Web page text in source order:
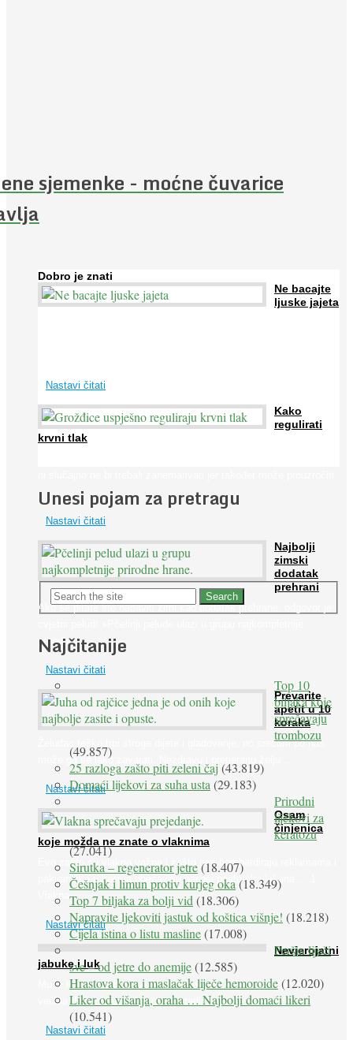
sjemenke - moćne čuvarice
Dobro je znati
Ne bacajte
ljuske jajeta
Nastavi čitati
Kako
regulirati
krvni tlak
...
Nastavi čitati
Najbolji
zimski
dodatak
prehrani
Ako se pitate što nabaviti zimi kao dodatak prehrane, odgovor je:
prirodne ...
Nastavi čitati
Prevarite
apetit u 10
koraka
Želudac teško trpi stroge dijete i gladovanje, no srećom po nas
može ga se lako zavarati. Nezdravu i pretjeranu želju ...
Nastavi čitati
Osam
činjenica
koje možda ne znate o vlaknima
Evo zašto su vlakna važna i zašto nas bombardiraju reklamama i
pakiranjima u kojima obećavaju najviši postotak vlakana ... 1.
Vlakna ...
Nastavi čitati
Nevjerojatni
jabuke i luk
Muče li vas tegobe vezane uz srce, oči i živce, od kojih pati
većina dijabetičara u kasnijem stadiju bolesti, jabuke ...
Nastavi čitati
Unesi pojam za pretragu
Najčitanije
Top 10
biljaka koje
sprečavaju
trombozu
(49.857)
25 razloga zašto piti zeleni čaj(43.819)
Domaći lijekovi za suha usta(29.183)
Prirodni
lijekovi za
keratozu
(27.041)
Sirutka – regenerator jetre(18.407)
Češnjak i limun protiv kurjeg oka(18.349)
Top 7 biljaka za bolji vid(18.306)
Napravite ljekoviti jastuk od koštica višnje! (18.218)
Cijela istina o listu masline(17.008)
Peršin liječi
sve – od jetre do anemije(12.585)
Hrastova kora i maslačak liječe hemoroide(12.020)
Liker od višanja, oraha … Najbolji domaći likeri
(10.541)